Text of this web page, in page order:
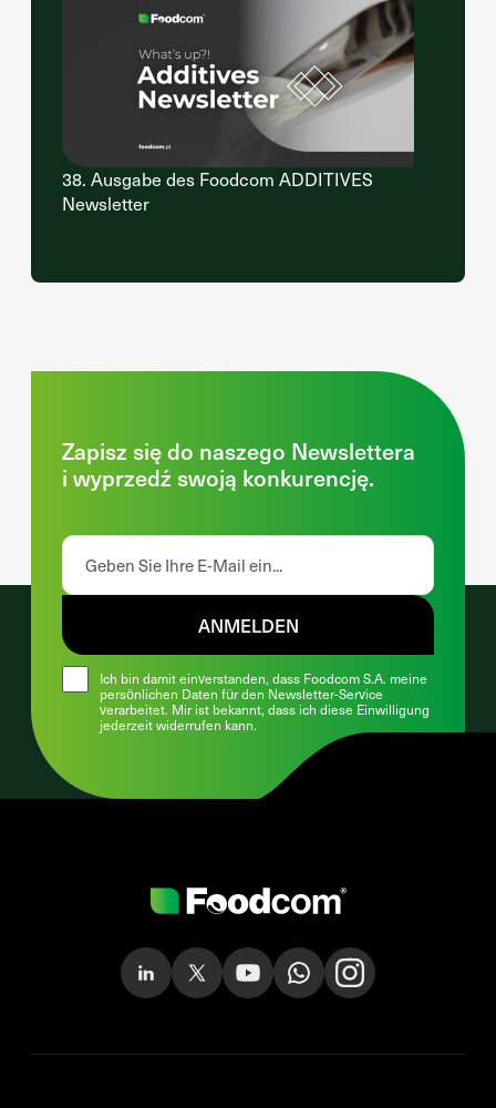
38. Ausgabe des Foodcom ADDITIVES
Newsletter
Zapisz się do naszego Newslettera
i wyprzedź swoją konkurencję.
Ich bin damit einverstanden, dass Foodcom S.A. meine
persönlichen Daten für den Newsletter-Service
verarbeitet. Mir ist bekannt, dass ich diese Einwilligung
jederzeit widerrufen kann.
ANMELDEN